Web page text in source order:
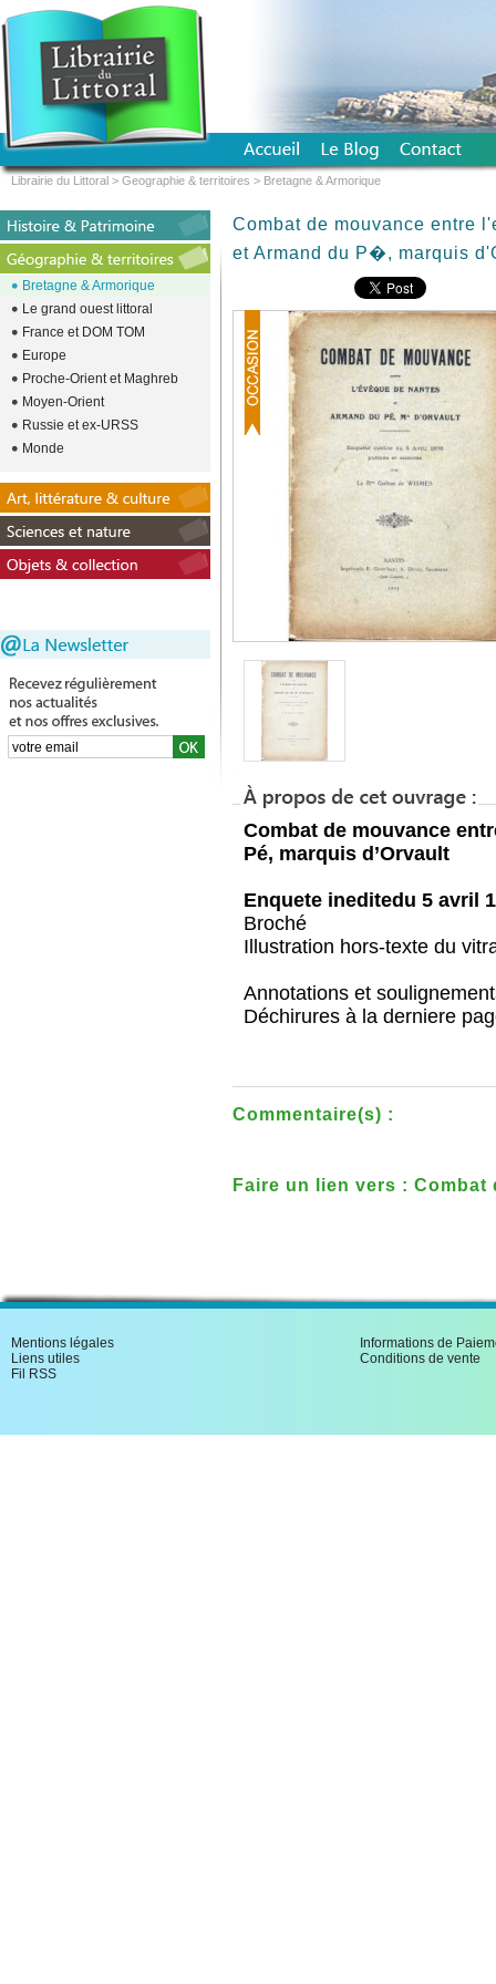
Combat de mouvance entre
et Armand du P�, marquis
Combat de mouvance
Pé, marquis d’Orvault
Enquete ineditedu 5 avril
Broché
Illustration hors-texte du
Annotations et
Déchirures à la derniere
Commentaire(s) :
Faire un lien vers : Combat
Bretagne & Armorique
Le grand ouest littoral
France et DOM TOM
Europe
Proche-Orient et Maghreb
Moyen-Orient
Russie et ex-URSS
Monde
Librairie du Littoral > Geographie & territoires > Bretagne & Armorique
Mentions légales
Liens utiles
Fil RSS
Informations de
Conditions de vente